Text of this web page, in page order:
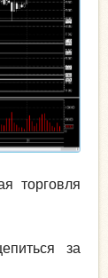
торговля
за